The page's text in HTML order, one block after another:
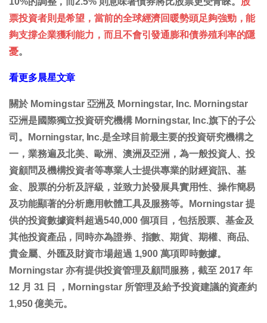
票投資者則是希望，當前的全球經濟回暖勢頭足夠強勁，能
夠支撐企業獲利能力，而且不會引發通膨和債券殖利率的隱
憂。
看更多晨星文章
關於 Morningstar 亞洲及 Morningstar, Inc. Morningstar
亞洲是國際獨立投資研究機構 Morningstar, Inc.旗下的子公
司。Morningstar, Inc.是全球目前最主要的投資研究機構之
一，業務遍及北美、歐洲、澳洲及亞洲，為一般投資人、投
資顧問及機構投資者等專業人士提供專業的財經資訊、基
金、股票的分析及評級，並致力於發展具實用性、操作簡易
及功能顯著的分析應用軟體工具及服務等。Morningstar 提
供的投資數據資料超過540,000 個項目，包括股票、基金及
其他投資產品，同時亦為證券、指數、期貨、期權、商品、
貴金屬、外匯及財資市場超過 1,900 萬項即時數據。
Morningstar 亦有提供投資管理及顧問服務，截至 2017 年
12 月 31 日 ，Morningstar 所管理及給予投資建議的資產約
1,950 億美元。